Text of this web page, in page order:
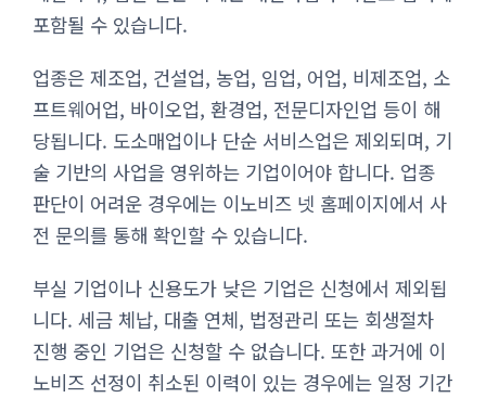
포함될 수 있습니다.
업종은 제조업, 건설업, 농업, 임업, 어업, 비제조업, 소
프트웨어업, 바이오업, 환경업, 전문디자인업 등이 해
당됩니다. 도소매업이나 단순 서비스업은 제외되며, 기
술 기반의 사업을 영위하는 기업이어야 합니다. 업종
판단이 어려운 경우에는 이노비즈 넷 홈페이지에서 사
전 문의를 통해 확인할 수 있습니다.
부실 기업이나 신용도가 낮은 기업은 신청에서 제외됩
니다. 세금 체납, 대출 연체, 법정관리 또는 회생절차
진행 중인 기업은 신청할 수 없습니다. 또한 과거에 이
노비즈 선정이 취소된 이력이 있는 경우에는 일정 기간